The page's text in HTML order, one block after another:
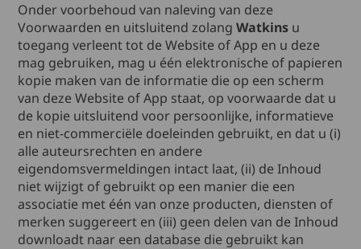
Onder voorbehoud van naleving van deze
Voorwaarden en uitsluitend zolang Watkins u
toegang verleent tot de Website of App en u deze
mag gebruiken, mag u één elektronische of papieren
kopie maken van de informatie die op een scherm
van deze Website of App staat, op voorwaarde dat u
de kopie uitsluitend voor persoonlijke, informatieve
en niet-commerciële doeleinden gebruikt, en dat u (i)
alle auteursrechten en andere
eigendomsvermeldingen intact laat, (ii) de Inhoud
niet wijzigt of gebruikt op een manier die een
associatie met één van onze producten, diensten of
merken suggereert en (iii) geen delen van de Inhoud
downloadt naar een database die gebruikt kan